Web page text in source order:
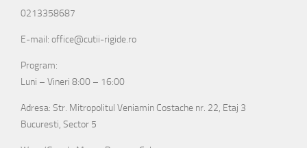
0213358687
E-mail: office@cutii-rigide.ro
Program:
Luni – Vineri 8:00 – 16:00
Adresa: Str. Mitropolitul Veniamin Costache nr. 22, Etaj 3
Bucuresti, Sector 5